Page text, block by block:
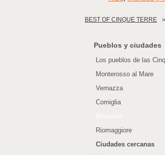
BEST OF CINQUE TERRE
Pueblos y ciudades
Los pueblos de las
Monterosso al Mare
Vernazza
Corniglia
Riomaggiore
Ciudades cercanas